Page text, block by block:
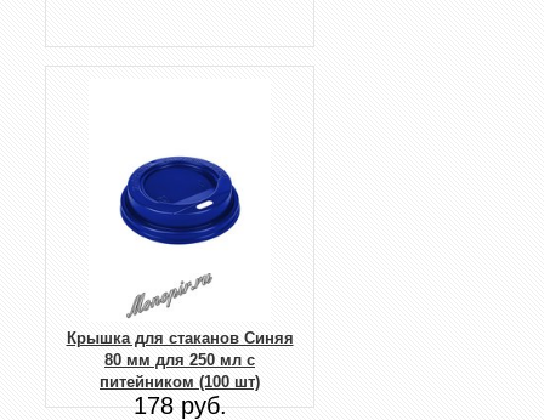
Крышка для стаканов Синяя
80 мм для 250 мл с
питейником (100 шт)
178 руб.